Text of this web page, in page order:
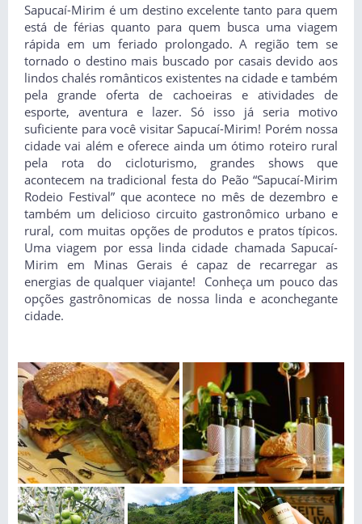
Sapucaí-Mirim é um destino excelente tanto para quem
está de férias quanto para quem busca uma viagem
rápida em um feriado prolongado. A região tem se
tornado o destino mais buscado por casais devido aos
lindos chalés românticos existentes na cidade e também
pela grande oferta de cachoeiras e atividades de
esporte, aventura e lazer. Só isso já seria motivo
suficiente para você visitar Sapucaí-Mirim! Porém nossa
cidade vai além e oferece ainda um ótimo roteiro rural
pela rota do cicloturismo, grandes shows que
acontecem na tradicional festa do Peão “Sapucaí-Mirim
Rodeio Festival” que acontece no mês de dezembro e
também um delicioso circuito gastronômico urbano e
rural, com muitas opções de produtos e pratos típicos.
Uma viagem por essa linda cidade chamada Sapucaí-
Mirim em Minas Gerais é capaz de recarregar as
energias de qualquer viajante! Conheça um pouco das
opções gastrônomicas de nossa linda e aconchegante
cidade.